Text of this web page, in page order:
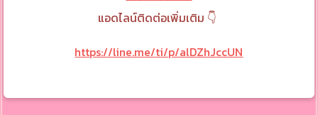
เหมารถ จองรถ เรียกรถ เหมารถ จองรถ เรียกรถ
เรียกแท็กซี่ลำลูกกา ศูนย์เรียกแท็กซี่บ้านฟ้าปิยรมย์ บริการเรียก
แท็กซี่ เหมารถ รถเหมา รถเช่าพร้อมคนขับ ราคาถูก รถเหมาไป
private ลีมูซีน VIP รถตู้ VIP 3 แถว 4 แถว รถ 4 ที่นั่ง รถ 7 ที่นั่ง
แอดไลน์ติดต่อเพิ่มเติม 👇
https://line.me/ti/p/alDZhJccUN